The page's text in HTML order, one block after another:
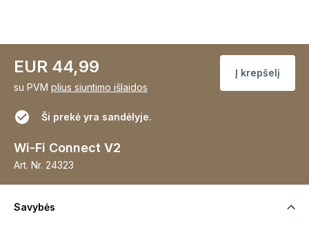
EUR 44,99
su PVM plius siuntimo išlaidos
Į krepšelį
Ši prekė yra sandėlyje.
Wi-Fi Connect V2
Art. Nr. 24323
Savybės